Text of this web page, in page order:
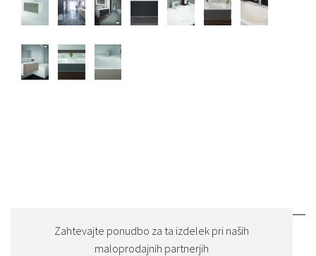
Zahtevajte ponudbo za ta izdelek pri naših
maloprodajnih partnerjih